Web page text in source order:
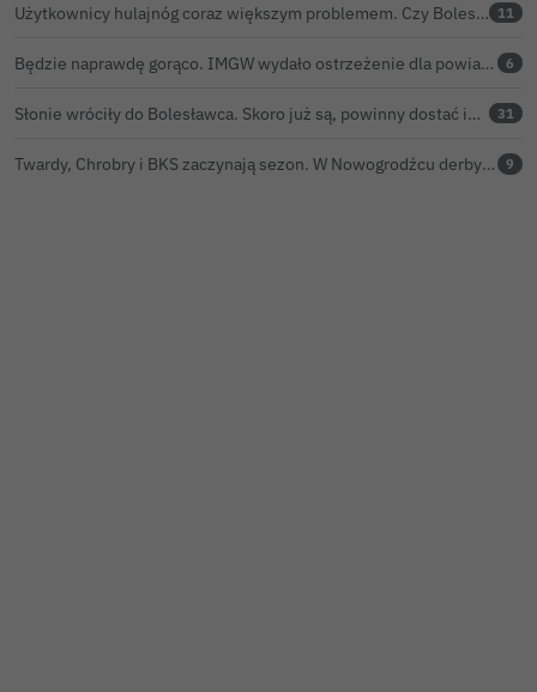
Użytkownicy hulajnóg coraz większym problemem. Czy Bolesławiec powinien pójść śladem Gniezna? 11
Będzie naprawdę gorąco. IMGW wydało ostrzeżenie dla powiatu bolesławieckiego 6
Słonie wróciły do Bolesławca. Skoro już są, powinny dostać imiona? 31
Twardy, Chrobry i BKS zaczynają sezon. W Nowogrodźcu derby i pomoc dla Jakuba w powrocie do zdrowia 9